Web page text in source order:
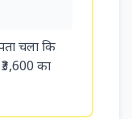
चला कि
का